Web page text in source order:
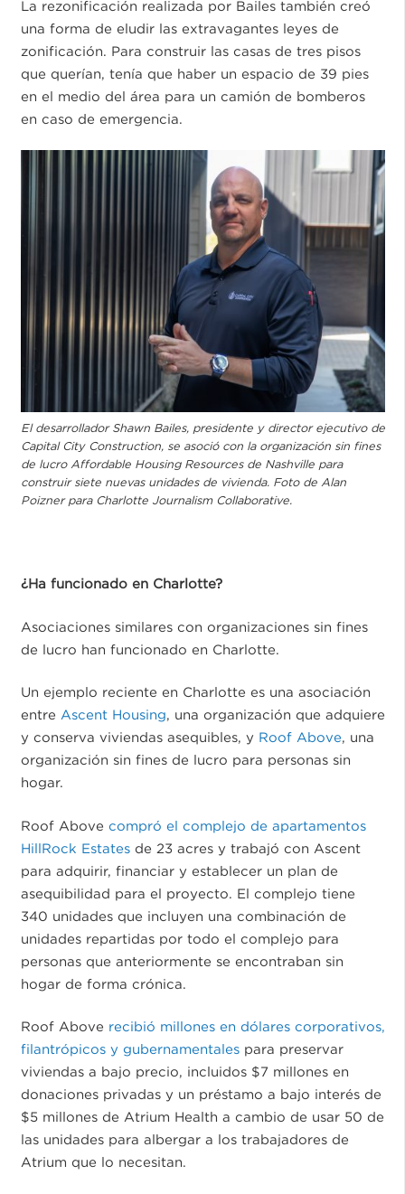
La rezonificación realizada por Bailes también creó
una forma de eludir las extravagantes leyes de
zonificación. Para construir las casas de tres pisos
que querían, tenía que haber un espacio de 39 pies
en el medio del área para un camión de bomberos
en caso de emergencia.
El desarrollador Shawn Bailes, presidente y director ejecutivo de
Capital City Construction, se asoció con la organización sin fines
de lucro Affordable Housing Resources de Nashville para
construir siete nuevas unidades de vivienda. Foto de Alan
Poizner para Charlotte Journalism Collaborative.
¿Ha funcionado en Charlotte?
Asociaciones similares con organizaciones sin fines
de lucro han funcionado en Charlotte.
Un ejemplo reciente en Charlotte es una asociación
entre Ascent Housing, una organización que adquiere
y conserva viviendas asequibles, y Roof Above, una
organización sin fines de lucro para personas sin
hogar.
Roof Above compró el complejo de apartamentos
HillRock Estatesde 23 acres y trabajó con Ascent
para adquirir, financiar y establecer un plan de
asequibilidad para el proyecto. El complejo tiene
340 unidades que incluyen una combinación de
unidades repartidas por todo el complejo para
personas que anteriormente se encontraban sin
hogar de forma crónica.
Roof Above recibió millones en dólares corporativos,
filantrópicos y gubernamentalespara preservar
viviendas a bajo precio, incluidos $7 millones en
donaciones privadas y un préstamo a bajo interés de
$5 millones de Atrium Health a cambio de usar 50 de
las unidades para albergar a los trabajadores de
Atrium que lo necesitan.